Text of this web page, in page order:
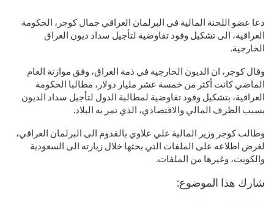
دعا عضو اللجنة المالية في البرلمان العراقي جمال كوجر، الحكومة
العراقية، الى تشكيل وفود تفاوضية لتأجيل سداد ديون العراق
الخارجية.
وقال كوجر، ان الديون الخارجية في ذمة العراق، وفق موازنة العام
الماضي كانت أكثر من خمسة عشر مليار دولار، مطالبا الحكومة
العراقية، بتشكيل وفود تفاوضية لمطالبة الدول لتأجيل سداد الديون
بسبب الظرف المالي والاقتصادي، الذي تمر به البلاد.
وطالب كوجر وزير المالية علي علاوي بالقدوم الى البرلمان العراقي،
لغرض اطلاعه على الملفات التي بحثها خلال زيارته الى السعودية
والكويت، وغيرها من الملفات.
شارك هذا الموضوع: